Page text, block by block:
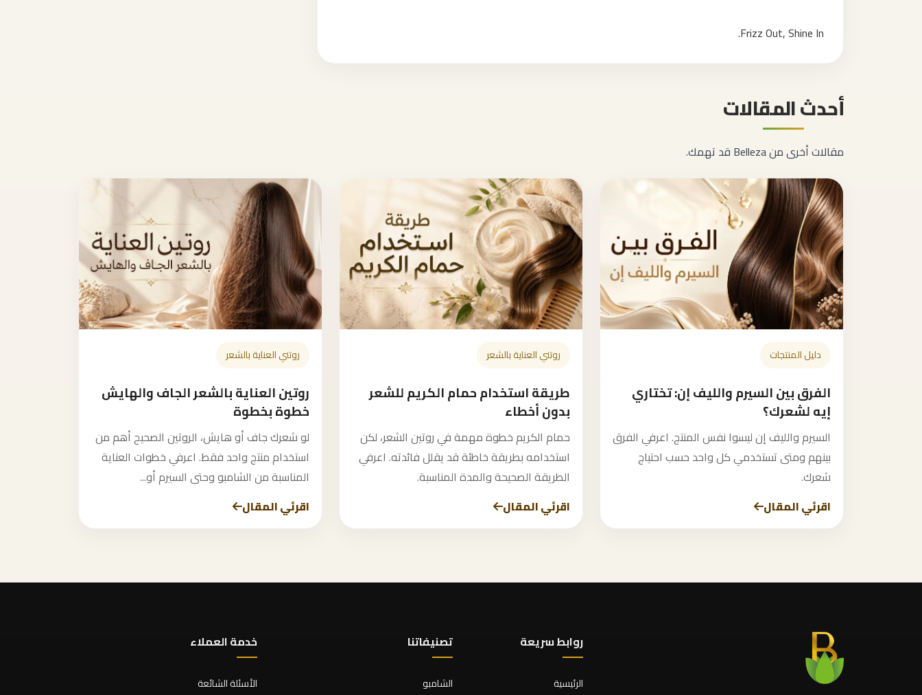
Frizz Out, Shine In.
أحدث المقالات
مقالات أخرى من Belleza قد تهمك.
دليل المنتجات
الفرق بين السيرم والليف إن: تختاري
إيه لشعرك؟
السيرم والليف إن ليسوا نفس المنتج. اعرفي الفرق
بينهم ومتى تستخدمي كل واحد حسب احتياج
شعرك.
اقرئي المقال
روتني العناية بالشعر
طريقة استخدام حمام الكريم للشعر
بدون أخطاء
حمام الكريم خطوة مهمة في روتين الشعر، لكن
استخدامه بطريقة خاطئة قد يقلل فائدته. اعرفي
الطريقة الصحيحة والمدة المناسبة.
اقرئي المقال
روتني العناية بالشعر
روتين العناية بالشعر الجاف والهايش
خطوة بخطوة
لو شعرك جاف أو هايش، الروتين الصحيح أهم من
استخدام منتج واحد فقط. اعرفي خطوات العناية
المناسبة من الشامبو وحتى السيرم أو...
اقرئي المقال
روابط سريعة
الرئيسية
تصنيفاتنا
الشامبو
خدمة العملاء
الأسئلة الشائعة